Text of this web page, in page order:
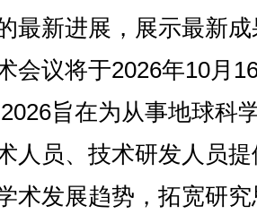
最新进展，展示最新
会议将于2026年10月
旨在为从事地球科
人员、技术研发人员
术发展趋势，拓宽研